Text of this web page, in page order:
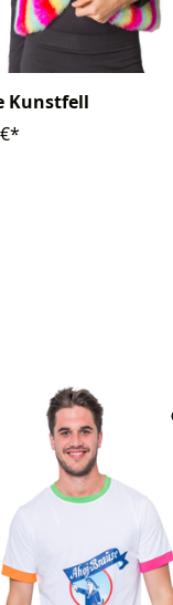
Kunstfell